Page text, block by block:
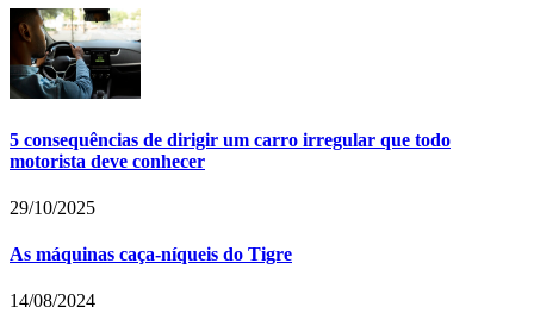
5 consequências de dirigir um carro irregular que todo
motorista deve conhecer
29/10/2025
As máquinas caça-níqueis do Tigre
14/08/2024